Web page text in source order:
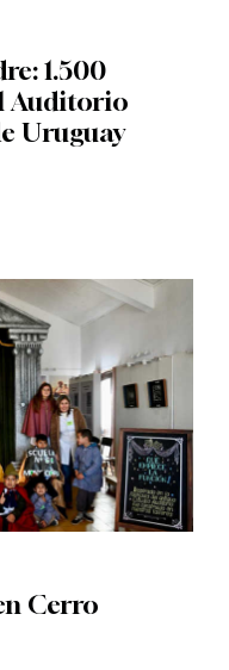
1.500
Auditorio
Uruguay
Cerro